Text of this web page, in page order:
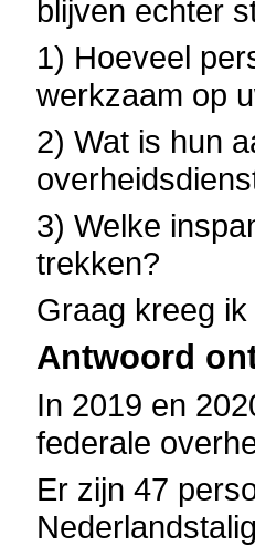
blijven echter
1) Hoeveel
werkzaam op
2) Wat is hun
3) Welke
trekken?
Graag kreeg
Antwoord
In 2019 en
federale
Er zijn 47